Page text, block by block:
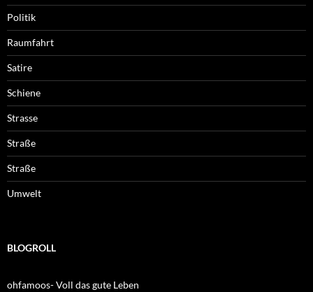
Politik
Raumfahrt
Satire
Schiene
Strasse
Straße
Straße
Umwelt
BLOGROLL
ohfamoos- Voll das gute Leben